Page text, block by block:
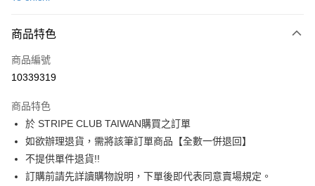
3 期 0 利率 每期
合作金庫商業銀行
上海商業儲蓄銀行
臺灣中小企業銀行
匯豐（台灣）商業銀行
華泰商業銀行
聯邦商業銀行
遠東國際商業銀行
元大商業銀行
玉山商業銀行
星展（台灣）商業銀行
超商取貨付款
LINE Pay
Apple Pay
街口支付
悠遊付
商品特色
商品編號
10339319
商品特色
於 STRIPE CLUB TAIWAN購買之訂單
如欲辦理退貨，需將該筆訂單商品【全數一併退回】
不提供單件退貨!!
訂購前請先詳讀購物說明，下單後即代表同意賣場規定。